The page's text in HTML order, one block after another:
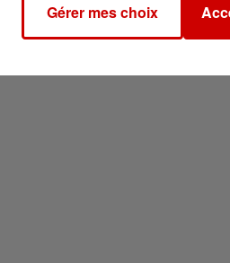
Gérer mes choix